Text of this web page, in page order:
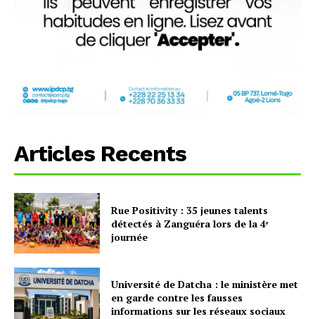
Articles Recents
Rue Positivity : 35 jeunes talents
détectés à Zanguéra lors de la 4ᵉ
journée
Université de Datcha : le ministère met
en garde contre les fausses
informations sur les réseaux sociaux